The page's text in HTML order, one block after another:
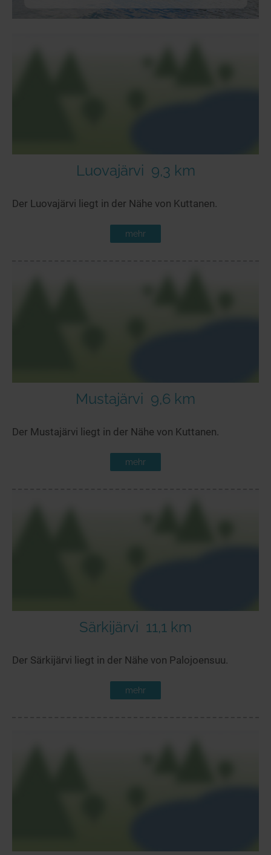
Luovajärvi 9,3 km
Der Luovajärvi liegt in der Nähe von Kuttanen.
mehr
Mustajärvi 9,6 km
Der Mustajärvi liegt in der Nähe von Kuttanen.
mehr
Särkijärvi 11,1 km
Der Särkijärvi liegt in der Nähe von Palojoensuu.
mehr